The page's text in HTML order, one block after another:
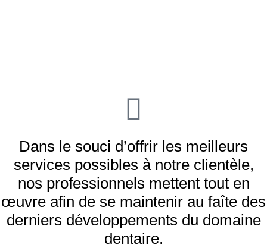
Dans le souci d’offrir les meilleurs
services possibles à notre clientèle,
nos professionnels mettent tout en
œuvre afin de se maintenir au faîte des
derniers développements du domaine
dentaire.